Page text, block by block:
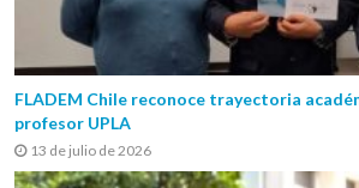
FLADEM Chile reconoce trayectoria
profesor UPLA
13 de julio de 2026